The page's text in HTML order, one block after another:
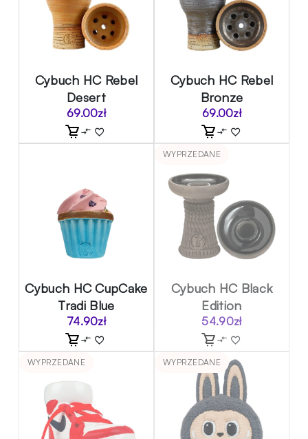
Cybuch HC Rebel
Desert
69.00zł
Cybuch HC Rebel
Bronze
69.00zł
Cybuch HC CupCake
Tradi Blue
74.90zł
WYPRZEDANE
Cybuch HC Black
Edition
54.90zł
WYPRZEDANE WYPRZEDANE